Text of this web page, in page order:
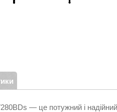
— це потужний і